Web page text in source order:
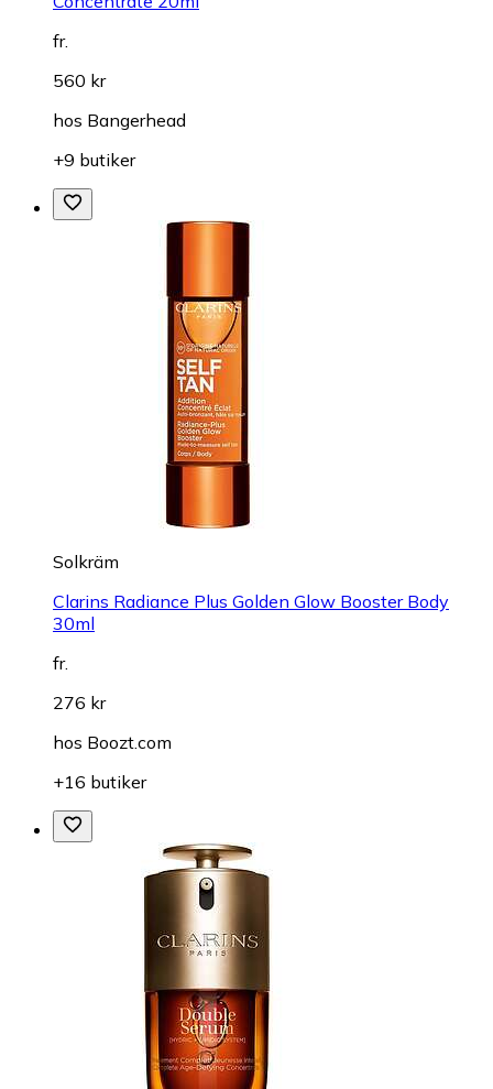
fr.
560 kr
hos Bangerhead
+9 butiker
Solkräm
Clarins Radiance Plus Golden Glow Booster Body
30ml
fr.
276 kr
hos Boozt.com
+16 butiker